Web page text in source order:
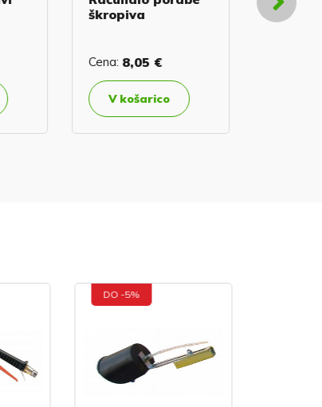
škropiva
Cena: 8,05 €
V košarico
80
DO -5%